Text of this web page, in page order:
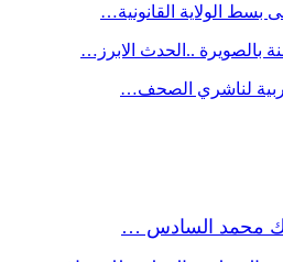
الولاية القانونية…
..الحدث الابرز…
لناشري الصحف…
محمد السادس …